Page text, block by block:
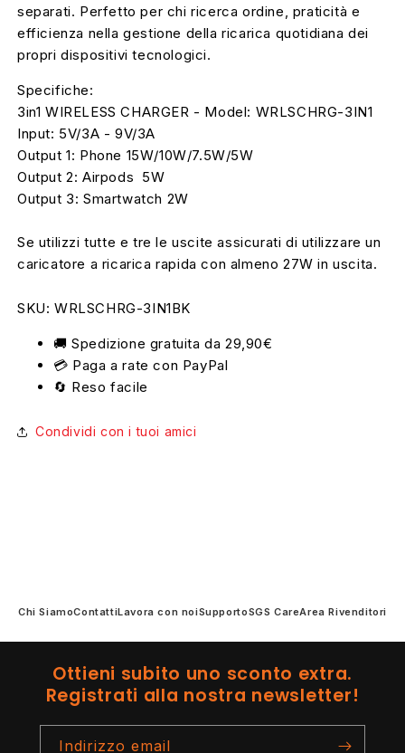
separati. Perfetto per chi ricerca ordine, praticità e
efficienza nella gestione della ricarica quotidiana dei
propri dispositivi tecnologici.
Specifiche:
3in1 WIRELESS CHARGER - Model: WRLSCHRG-3IN1
Input: 5V/3A - 9V/3A
Output 1: Phone 15W/10W/7.5W/5W
Output 2: Airpods 5W
Output 3: Smartwatch 2W
Se utilizzi tutte e tre le uscite assicurati di utilizzare un
caricatore a ricarica rapida con almeno 27W in uscita.
SKU: WRLSCHRG-3IN1BK
🚚 Spedizione gratuita da 29,90€
💳 Paga a rate con PayPal
🔄 Reso facile
Condividi con i tuoi amici
Chi SiamoContattiLavora con noiSupportoSGS CareArea Rivenditori
Ottieni subito uno sconto extra.
Registrati alla nostra newsletter!
Indirizzo email